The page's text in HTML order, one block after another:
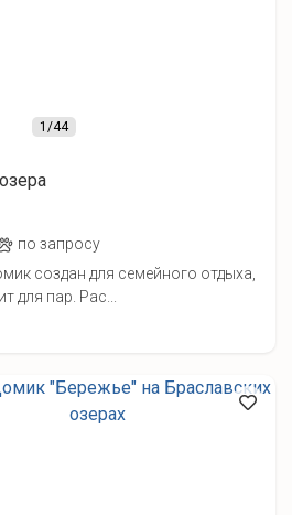
1/44
по запросу
создан для семейного отдыха,
для пар. Рас...